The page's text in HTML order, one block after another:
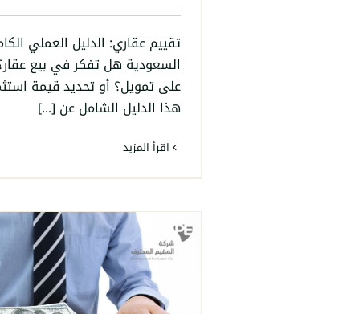
تقييم عقاري: الدليل العملي
السعودية هل تفكر في بيع
على تمويل؟ أو تحديد قيمة
هذا الدليل الشامل عن [...]
‫اقرأ المزيد